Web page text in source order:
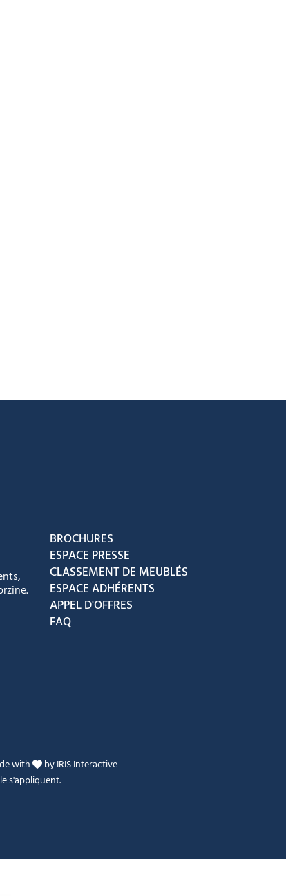
Youtube
sur Tiktok
BROCHURES
ESPACE PRESSE
CLASSEMENT DE MEUBLÉS
ESPACE ADHÉRENTS
APPEL D'OFFRES
FAQ
with byIRIS Interactive
s'appliquent.